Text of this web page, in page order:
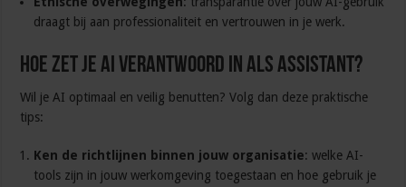
draagt bij aan professionaliteit en vertrouwen in je werk.
Hoe zet je AI verantwoord in als assistant?
Wil je AI optimaal en veilig benutten? Volg dan deze praktische
tips:
Ken de richtlijnen binnen jouw organisatie: welke AI-
tools zijn in jouw werkomgeving toegestaan en hoe gebruik je